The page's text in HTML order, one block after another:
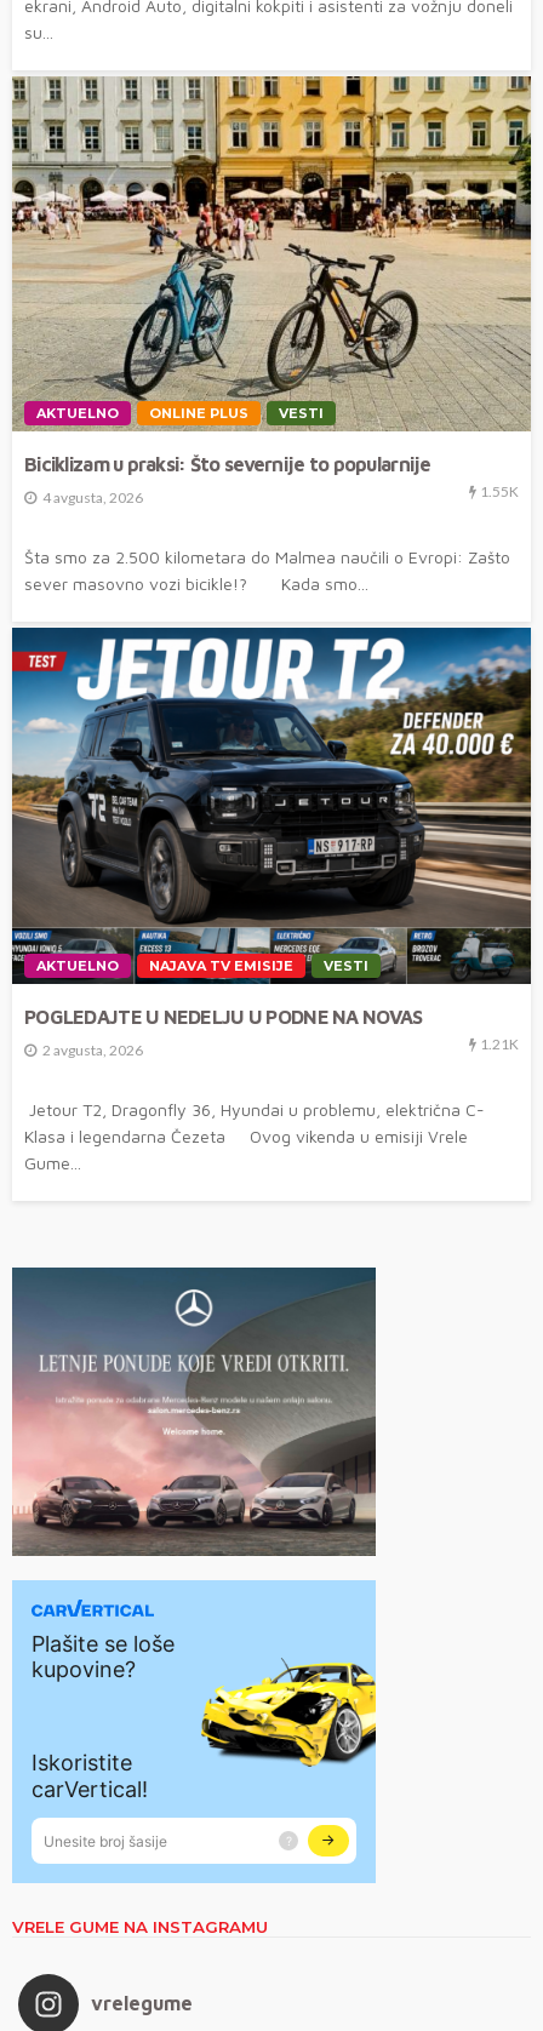
ekrani, Android Auto, digitalni kokpiti i asistenti za vožnju doneli
su...
AKTUELNO ONLINE PLUS VESTI
Biciklizam u praksi: Što severnije to popularnije
4 avgusta, 2026 1.55K
Šta smo za 2.500 kilometara do Malmea naučili o Evropi: Zašto
sever masovno vozi bicikle!? Kada smo...
AKTUELNO NAJAVA TV EMISIJE VESTI
POGLEDAJTE U NEDELJU U PODNE NA NOVAS
2 avgusta, 2026 1.21K
Jetour T2, Dragonfly 36, Hyundai u problemu, električna C-
Klasa i legendarna Čezeta Ovog vikenda u emisiji Vrele
Gume...
VRELE GUME NA INSTAGRAMU
vrelegume